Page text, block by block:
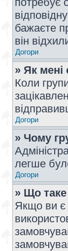
бажаєте
він
Догори
» Як мені
Коли
Догори
» Чому
легше
Догори
» Що
Якщо ви є